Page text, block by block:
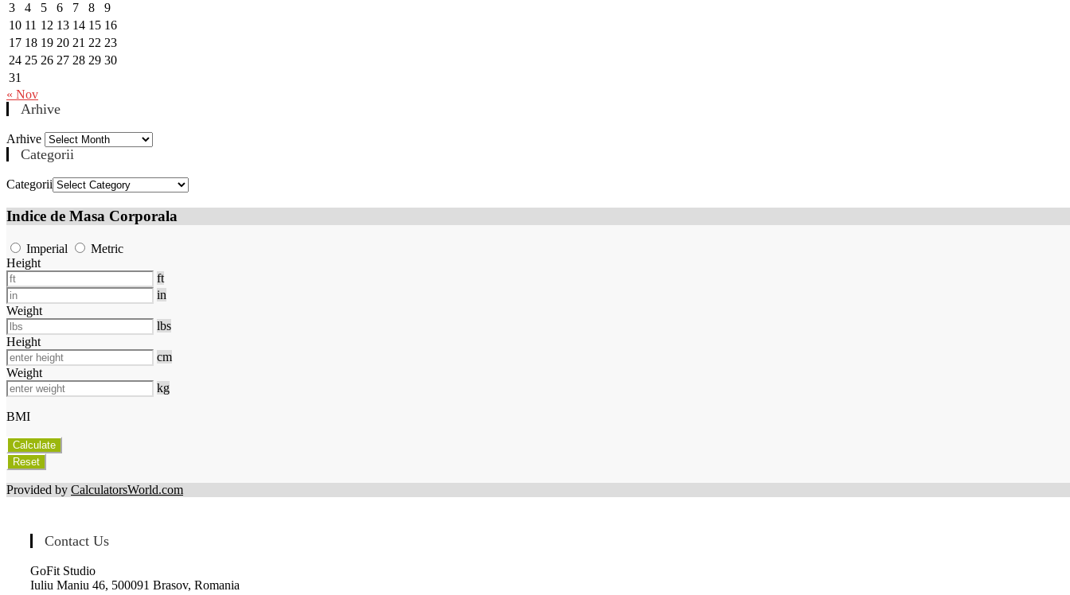
3
4 5 6 7 8
9
10 11 12 13 14 15 16
17 18 19 20 21 22 23
24 25 26 27 28 29 30
31
« Nov
Arhive
Arhive
Categorii
Categorii
Indice de Masa Corporala
Imperial
Metric
Height
ft
in
Weight
lbs
Height
cm
Weight
kg
BMI
Calculate
Reset
Provided by CalculatorsWorld.com
Contact Us
GoFit Studio
Iuliu Maniu 46, 500091 Brasov, Romania